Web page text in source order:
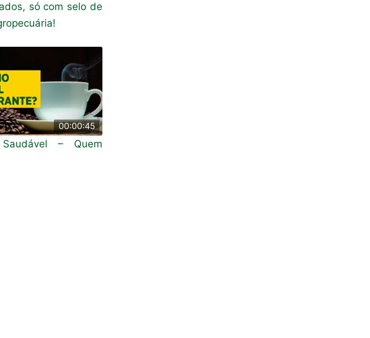
só com selo de
00:00:45
Saudável – Quem